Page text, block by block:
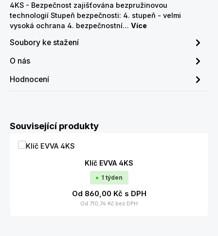
4KS - Bezpečnost zajišťována bezpružinovou
technologií Stupeň bezpečnosti: 4. stupeň - velmi
vysoká ochrana 4. bezpečnostní… Více
Soubory ke stažení
O nás
Hodnocení
Přeskočit galerii produktů
Související produkty
Klíč EVVA 4KS
1 týden
Od 860,00 Kč s DPH
Od 710,74 Kč bez DPH